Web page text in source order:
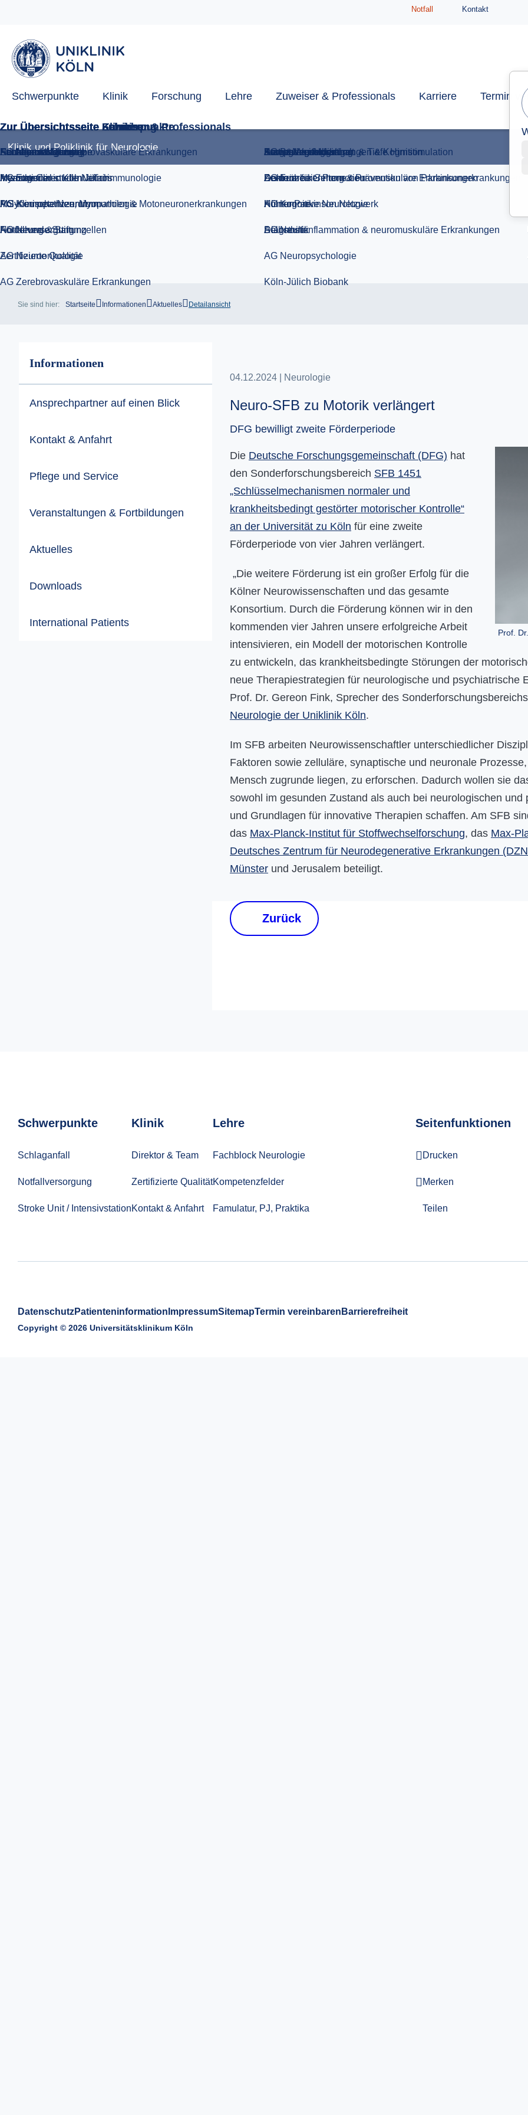
Notfall Kontakt
Schwerpunkte Klinik Forschung Lehre Zuweiser & Professionals Karriere
Facharztausbildung
Termin
Klinik und Poliklinik für Neurologie
Sie sind hier: Startseite Informationen Aktuelles Detailansicht
Informationen
Ansprechpartner auf einen Blick
Kontakt & Anfahrt
Pflege und Service
Veranstaltungen & Fortbildungen
Aktuelles
Downloads
International Patients
04.12.2024 Neurologie
Neuro-SFB zu Motorik verlängert
DFG bewilligt zweite Förderperiode
Prof.
Die Deutsche Forschungsgemeinschaft (DFG) hat
den Sonderforschungsbereich SFB 1451
„Schlüsselmechanismen normaler und
krankheitsbedingt gestörter motorischer Kontrolle“
an der Universität zu Köln für eine zweite
Förderperiode von vier Jahren verlängert.
„Die weitere Förderung ist ein großer Erfolg für die
Kölner Neurowissenschaften und das gesamte
Konsortium. Durch die Förderung können wir in den
kommenden vier Jahren unsere erfolgreiche Arbeit
intensivieren, ein Modell der motorischen Kontrolle
zu entwickeln, das krankheitsbedingte Störungen der
neue Therapiestrategien für neurologische und psychiatrische
Prof. Dr. Gereon Fink, Sprecher des
Neurologie der Uniklinik Köln.
Im SFB arbeiten Neurowissenschaftler unterschiedlicher
Faktoren sowie zelluläre, synaptische und neuronale
Mensch zugrunde liegen, zu erforschen. Dadurch wollen sie
sowohl im gesunden Zustand als auch bei neurologischen
und Grundlagen für innovative Therapien schaffen. Am SFB
das Max-Planck-Institut für Stoffwechselforschung, das Max-
Deutsches Zentrum für Neurodegenerative Erkrankungen
Münster und Jerusalem beteiligt.
Zurück
Schwerpunkte
Schlaganfall
Notfallversorgung
Stroke Unit / Intensivstation
Klinik
Direktor & Team
Zertifizierte Qualität
Kontakt & Anfahrt
Lehre
Fachblock Neurologie
Kompetenzfelder
Famulatur, PJ, Praktika
Seitenfunktionen
Drucken
Merken
Teilen
DatenschutzPatienteninformation ImpressumSitemapTermin vereinbaren Barrierefreiheit
Copyright © 2026 Universitätsklinikum Köln